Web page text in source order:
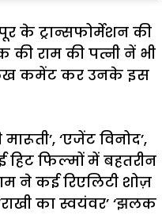
के ट्रान्सफोर्मेशन की
राम की पत्नी नें भी
लिख कमेंट कर उनके इस
‘एजेंट विनोद’,
हिट फिल्मों में बहतरीन
ने कई रिएलिटी शोज़
का स्वयंवर’ ‘झलक